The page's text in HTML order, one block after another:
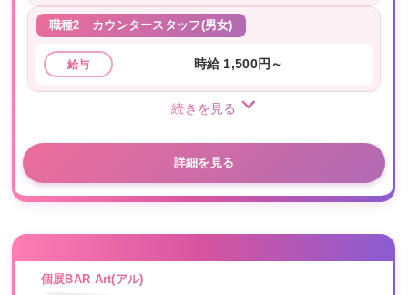
職種2 カウンタースタッフ(男女)
給与 時給 1,500円～
続きを見る
詳細を見る
個展BAR Art(アル)